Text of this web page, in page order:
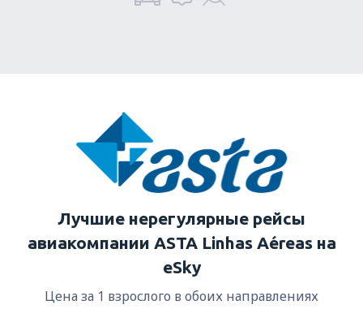
Лучшие нерегулярные рейсы
авиакомпании ASTA Linhas Aéreas на
eSky
Цена за 1 взрослого в обоих направлениях